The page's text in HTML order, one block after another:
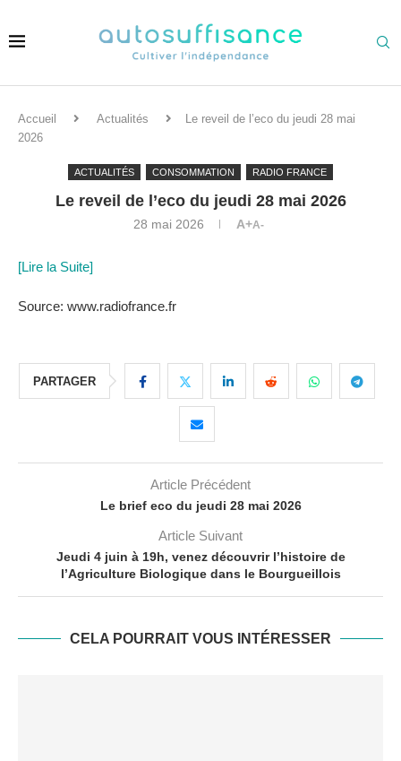
Accueil Actualités
Le reveil de l’eco du jeudi 28 mai
2026
ACTUALITÉS CONSOMMATION RADIO FRANCE
Le reveil de l’eco du jeudi 28 mai 2026
28 mai 2026 A+A-
[Lire la Suite]
Source: www.radiofrance.fr
PARTAGER
Article Précédent
Le brief eco du jeudi 28 mai 2026
Article Suivant
Jeudi 4 juin à 19h, venez découvrir l’histoire de
l’Agriculture Biologique dans le Bourgueillois
CELA POURRAIT VOUS INTÉRESSER